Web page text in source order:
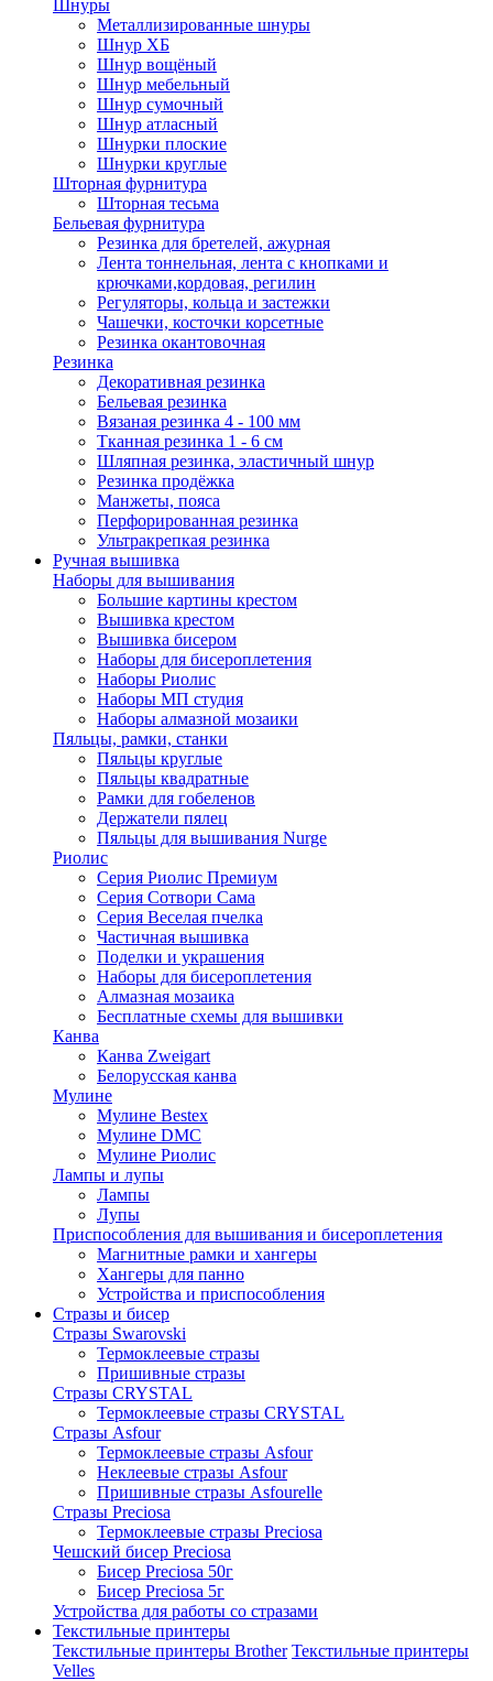
Шнуры
Металлизированные шнуры
Шнур ХБ
Шнур вощёный
Шнур мебельный
Шнур сумочный
Шнур атласный
Шнурки плоские
Шнурки круглые
Шторная фурнитура
Шторная тесьма
Бельевая фурнитура
Резинка для бретелей, ажурная
Лента тоннельная, лента с кнопками и
крючками,кордовая, регилин
Регуляторы, кольца и застежки
Чашечки, косточки корсетные
Резинка окантовочная
Резинка
Декоративная резинка
Бельевая резинка
Вязаная резинка 4 - 100 мм
Тканная резинка 1 - 6 см
Шляпная резинка, эластичный шнур
Резинка продёжка
Манжеты, пояса
Перфорированная резинка
Ультракрепкая резинка
Ручная вышивка
Наборы для вышивания
Большие картины крестом
Вышивка крестом
Вышивка бисером
Наборы для бисероплетения
Наборы Риолис
Наборы МП студия
Наборы алмазной мозаики
Пяльцы, рамки, станки
Пяльцы круглые
Пяльцы квадратные
Рамки для гобеленов
Держатели пялец
Пяльцы для вышивания Nurge
Риолис
Серия Риолис Премиум
Серия Сотвори Сама
Серия Веселая пчелка
Частичная вышивка
Поделки и украшения
Наборы для бисероплетения
Алмазная мозаика
Бесплатные схемы для вышивки
Канва
Канва Zweigart
Белорусская канва
Мулине
Мулине Bestex
Мулине DMC
Мулине Риолис
Лампы и лупы
Лампы
Лупы
Приспособления для вышивания и бисероплетения
Магнитные рамки и хангеры
Хангеры для панно
Устройства и приспособления
Стразы и бисер
Стразы Swarovski
Термоклеевые стразы
Пришивные стразы
Стразы CRYSTAL
Термоклеевые стразы CRYSTAL
Стразы Asfour
Термоклеевые стразы Asfour
Неклеевые стразы Asfour
Пришивные стразы Asfourelle
Стразы Preciosa
Термоклеевые стразы Preciosa
Чешский бисер Preciosa
Бисер Preciosa 50г
Бисер Preciosa 5г
Устройства для работы со стразами
Текстильные принтеры
Текстильные принтеры Brother Текстильные принтеры
Velles